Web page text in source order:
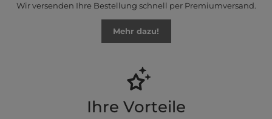
Wir versenden Ihre Bestellung schnell per Premiumversand.
Mehr dazu!
Ihre Vorteile